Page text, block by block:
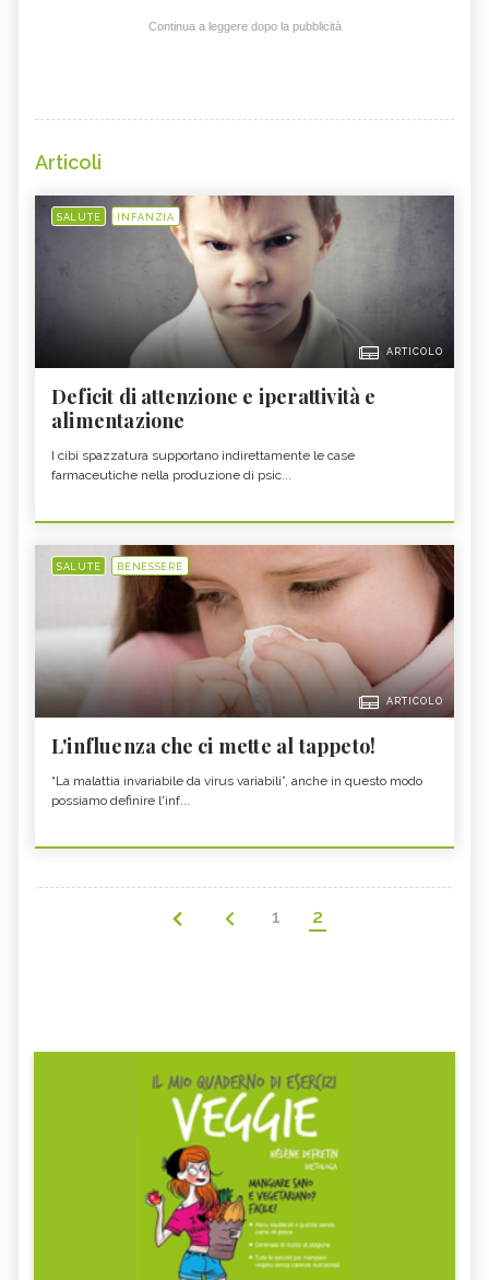
Continua a leggere dopo la pubblicità
Articoli
SALUTE INFANZIA
ARTICOLO
Deficit di attenzione e iperattività e
alimentazione
I cibi spazzatura supportano indirettamente le case
farmaceutiche nella produzione di psic...
SALUTE BENESSERE
ARTICOLO
L'influenza che ci mette al tappeto!
“La malattia invariabile da virus variabili”, anche in questo modo
possiamo definire l'inf...
1 2